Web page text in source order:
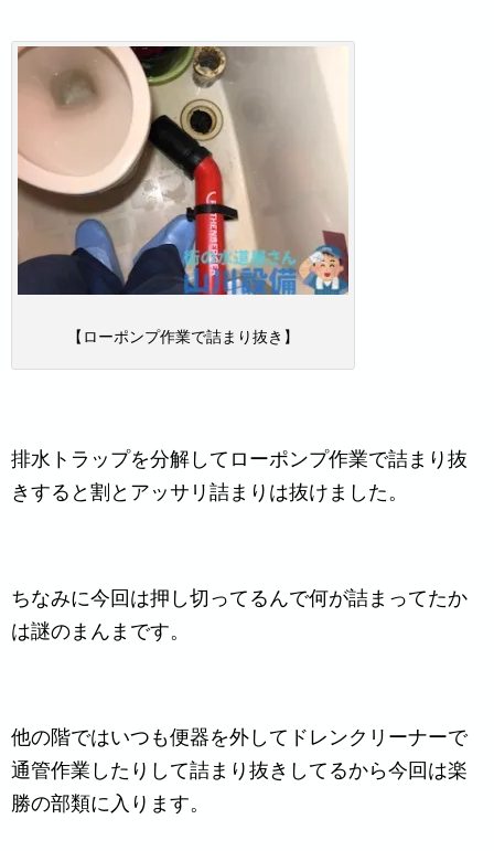
【ローポンプ作業で詰まり抜き】
排水トラップを分解してローポンプ作業で詰まり抜
きすると割とアッサリ詰まりは抜けました。
ちなみに今回は押し切ってるんで何が詰まってたか
は謎のまんまです。
他の階ではいつも便器を外してドレンクリーナーで
通管作業したりして詰まり抜きしてるから今回は楽
勝の部類に入ります。